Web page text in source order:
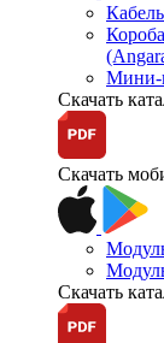
Мини-
Скачать
Скачать
Скачать